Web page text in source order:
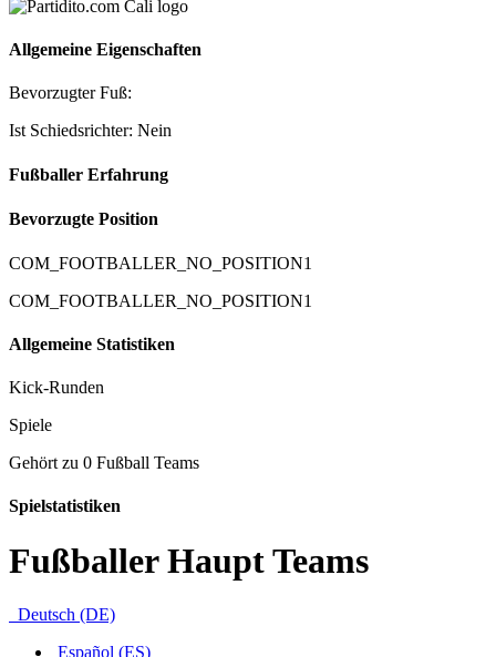
Allgemeine Eigenschaften
Bevorzugter Fuß:
Ist Schiedsrichter: Nein
Fußballer Erfahrung
Bevorzugte Position
COM_FOOTBALLER_NO_POSITION1
COM_FOOTBALLER_NO_POSITION1
Allgemeine Statistiken
Kick-Runden
Spiele
Gehört zu 0 Fußball Teams
Spielstatistiken
Fußballer Haupt Teams
Deutsch (DE)
Español (ES)